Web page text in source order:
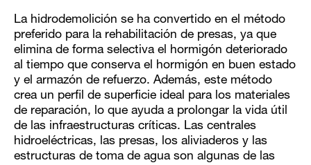
La hidrodemolición se ha convertido en el método
preferido para la rehabilitación de presas, ya que
elimina de forma selectiva el hormigón deteriorado
al tiempo que conserva el hormigón en buen estado
y el armazón de refuerzo. Además, este método
crea un perfil de superficie ideal para los materiales
de reparación, lo que ayuda a prolongar la vida útil
de las infraestructuras críticas. Las centrales
hidroeléctricas, las presas, los aliviaderos y las
estructuras de toma de agua son algunas de las